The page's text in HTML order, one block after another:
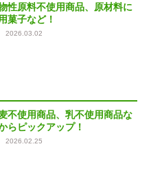
性原料不使用商品、原材料に
菓子など！
2026.03.02
不使用商品、乳不使用商品な
らピックアップ！
2026.02.25